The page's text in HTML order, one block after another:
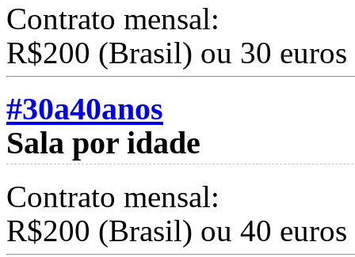
Contrato mensal:
R$200 (Brasil) ou 30
#30a40anos
Sala por idade
Contrato mensal:
R$200 (Brasil) ou 40